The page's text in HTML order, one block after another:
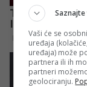
Saznajte
Vaši će se
uređaja
uređaja) može
partnera ili ih
partneri
geolociranju.